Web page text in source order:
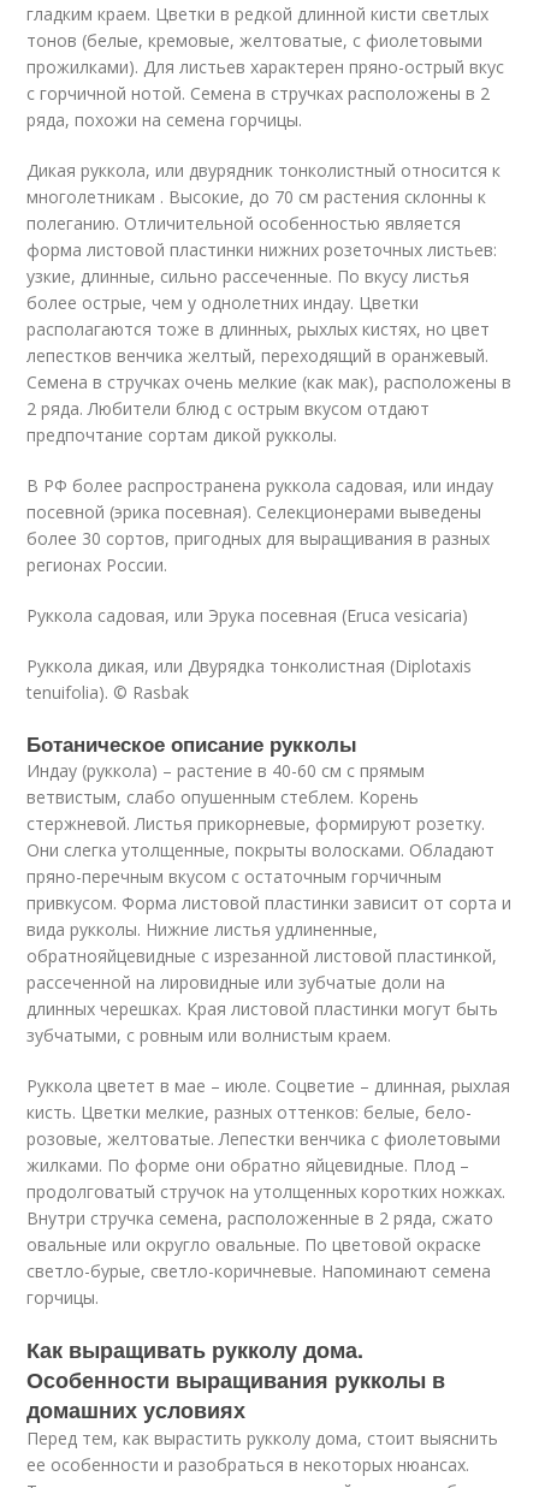
гладким краем. Цветки в редкой длинной кисти светлых
тонов (белые, кремовые, желтоватые, с фиолетовыми
прожилками). Для листьев характерен пряно-острый вкус
с горчичной нотой. Семена в стручках расположены в 2
ряда, похожи на семена горчицы.
Дикая руккола, или двурядник тонколистный относится к
многолетникам . Высокие, до 70 см растения склонны к
полеганию. Отличительной особенностью является
форма листовой пластинки нижних розеточных листьев:
узкие, длинные, сильно рассеченные. По вкусу листья
более острые, чем у однолетних индау. Цветки
располагаются тоже в длинных, рыхлых кистях, но цвет
лепестков венчика желтый, переходящий в оранжевый.
Семена в стручках очень мелкие (как мак), расположены в
2 ряда. Любители блюд с острым вкусом отдают
предпочтание сортам дикой рукколы.
В РФ более распространена руккола садовая, или индау
посевной (эрика посевная). Селекционерами выведены
более 30 сортов, пригодных для выращивания в разных
регионах России.
Руккола садовая, или Эрука посевная (Eruca vesicaria)
Руккола дикая, или Двурядка тонколистная (Diplotaxis
tenuifolia). © Rasbak
Ботаническое описание рукколы
Индау (руккола) – растение в 40-60 см с прямым
ветвистым, слабо опушенным стеблем. Корень
стержневой. Листья прикорневые, формируют розетку.
Они слегка утолщенные, покрыты волосками. Обладают
пряно-перечным вкусом с остаточным горчичным
привкусом. Форма листовой пластинки зависит от сорта и
вида рукколы. Нижние листья удлиненные,
обратнояйцевидные с изрезанной листовой пластинкой,
рассеченной на лировидные или зубчатые доли на
длинных черешках. Края листовой пластинки могут быть
зубчатыми, с ровным или волнистым краем.
Руккола цветет в мае – июле. Соцветие – длинная, рыхлая
кисть. Цветки мелкие, разных оттенков: белые, бело-
розовые, желтоватые. Лепестки венчика с фиолетовыми
жилками. По форме они обратно яйцевидные. Плод –
продолговатый стручок на утолщенных коротких ножках.
Внутри стручка семена, расположенные в 2 ряда, сжато
овальные или округло овальные. По цветовой окраске
светло-бурые, светло-коричневые. Напоминают семена
горчицы.
Как выращивать рукколу дома.
Особенности выращивания рукколы в
домашних условиях
Перед тем, как вырастить рукколу дома, стоит выяснить
ее особенности и разобраться в некоторых нюансах.